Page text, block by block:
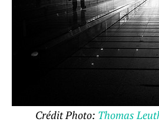
Crédit Photo: Thomas